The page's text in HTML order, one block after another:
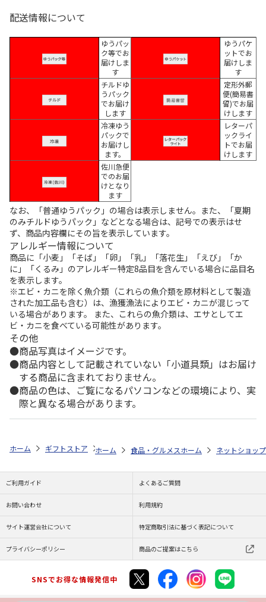
配送情報について
ゆうパッ
ク等でお
届けしま
す
ゆうパケ
ットでお
届けしま
す
チルドゆ
うパック
でお届け
します
定形外郵
便(簡易書
留)でお届
けします
冷凍ゆう
パックで
お届けし
ます。
レターパ
ックライ
トでお届
けします
佐川急便
でのお届
けとなり
ます
なお、「普通ゆうパック」の場合は表示しません。また、「夏期
のみチルドゆうパック」などとなる場合は、記号での表示はせ
ず、商品内容欄にその旨を表示しています。
アレルギー情報について
商品に「小麦」「そば」「卵」「乳」「落花生」「えび」「か
に」「くるみ」のアレルギー特定8品目を含んでいる場合に品目名
を表示します。
※エビ・カニを除く魚介類（これらの魚介類を原材料として製造
された加工品も含む）は、漁獲漁法によりエビ・カニが混じって
いる場合があります。 また、これらの魚介類は、エサとしてエ
ビ・カニを食べている可能性があります。
その他
商品写真はイメージです。
商品内容として記載されていない「小道具類」はお届け
する商品に含まれておりません。
商品の色は、ご覧になるパソコンなどの環境により、実
際と異なる場合があります。
ホーム ギフトストア お中元・夏ギフト特集 2026 ゆうゆうギフト
ホーム 食品・グルメストア カニ特集 ＜
ホーム ネットショップ
ご利用ガイド よくあるご質問
お問い合わせ 利用規約
サイト運営会社について 特定商取引法に基づく表記について
プライバシーポリシー 商品のご提案はこちら
SNSでお得な情報発信中